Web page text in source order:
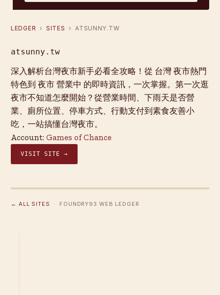
LEDGER › SITES › ATSUNNY.TW
atsunny.tw
深入解析台灣夜市新手必看全攻略！從 台灣 夜市熱門
特色到 夜市 營業中 的即時資訊，一次掌握。第一次逛
夜市不知道怎麼開始？從營業時間、下雨天是否營
業、廁所位置、停車方式、行動支付到素食友善小
吃，一站搞懂台灣夜市。
Account: Games of Chance
VISIT SITE →
← ALL SITES · FOUNDRY93 WEB LEDGER